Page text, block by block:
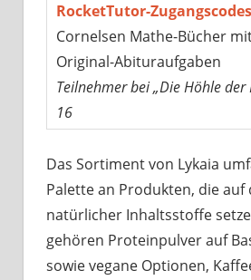
RocketTutor-Zugangscodes
Cornelsen Mathe-Bücher
Original-Abituraufgaben
Teilnehmer bei „Die Höhle der
16
Das Sortiment von Lykaia
Palette an Produkten, die auf
natürlicher Inhaltsstoffe
gehören Proteinpulver auf
sowie vegane Optionen,